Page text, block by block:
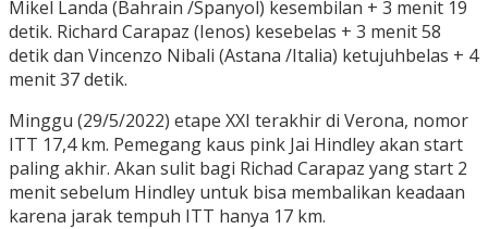
Mikel Landa (Bahrain /Spanyol) kesembilan + 3 menit 19
detik. Richard Carapaz (Ienos) kesebelas + 3 menit 58
detik dan Vincenzo Nibali (Astana /Italia) ketujuhbelas + 4
menit 37 detik.
Minggu (29/5/2022) etape XXI terakhir di Verona, nomor
ITT 17,4 km. Pemegang kaus pink Jai Hindley akan start
paling akhir. Akan sulit bagi Richad Carapaz yang start 2
menit sebelum Hindley untuk bisa membalikan keadaan
karena jarak tempuh ITT hanya 17 km.